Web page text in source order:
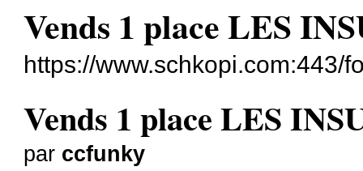
Vends 1 place LES
https://www.schkopi.com:443/
Vends 1 place LES
par ccfunky